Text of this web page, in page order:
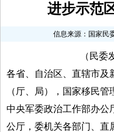
进步示范
信息来源：国家民
（民委
各省、自治区、直辖市及
（厅、局），国家移民管
中央军委政治工作部办公
公厅，委机关各部门、直